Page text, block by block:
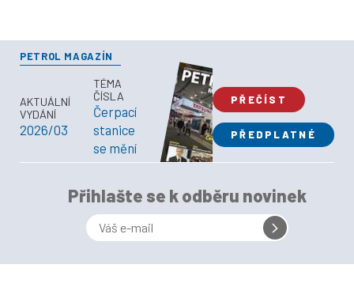
PETROL MAGAZÍN
AKTUÁLNÍ
VYDÁNÍ
2026/03
TÉMA
ČÍSLA
Čerpací
stanice
se mění
PŘEČÍST
PŘEDPLATNÉ
Přihlašte se k odběru novinek